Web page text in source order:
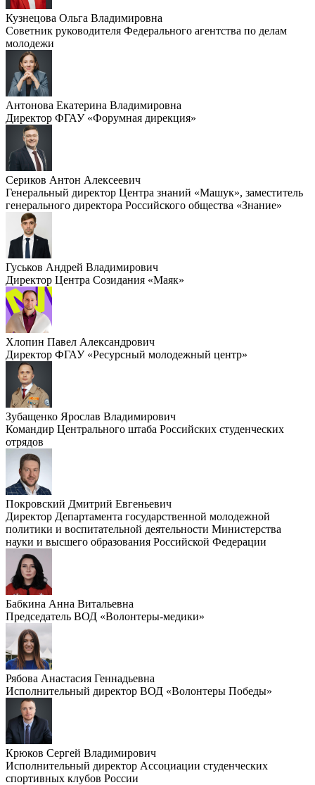
Кузнецова Ольга Владимировна
Советник руководителя Федерального агентства по делам
молодежи
Антонова Екатерина Владимировна
Директор ФГАУ «Форумная дирекция»
Сериков Антон Алексеевич
Генеральный директор Центра знаний «Машук», заместитель
генерального директора Российского общества «Знание»
Гуськов Андрей Владимирович
Директор Центра Созидания «Маяк»
Хлопин Павел Александрович
Директор ФГАУ «Ресурсный молодежный центр»
Зубащенко Ярослав Владимирович
Командир Центрального штаба Российских студенческих
отрядов
Покровский Дмитрий Евгеньевич
Директор Департамента государственной молодежной
политики и воспитательной деятельности Министерства
науки и высшего образования Российской Федерации
Бабкина Анна Витальевна
Председатель ВОД «Волонтеры-медики»
Рябова Анастасия Геннадьевна
Исполнительный директор ВОД «Волонтеры Победы»
Крюков Сергей Владимирович
Исполнительный директор Ассоциации студенческих
спортивных клубов России